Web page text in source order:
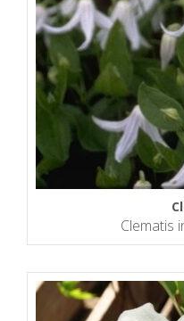
Clematis